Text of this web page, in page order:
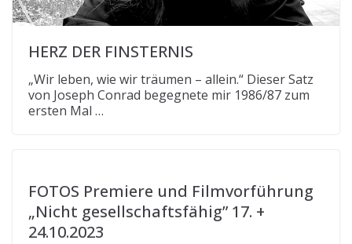
HERZ DER FINSTERNIS
„Wir leben, wie wir träumen – allein.“ Dieser Satz
von Joseph Conrad begegnete mir 1986/87 zum
ersten Mal …
FOTOS Premiere und Filmvorführung
„Nicht gesellschaftsfähig” 17. +
24.10.2023